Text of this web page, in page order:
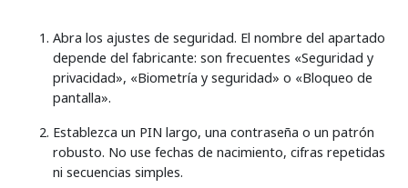
Abra los ajustes de seguridad. El nombre del apartado
depende del fabricante: son frecuentes «Seguridad y
privacidad», «Biometría y seguridad» o «Bloqueo de
pantalla».
Establezca un PIN largo, una contraseña o un patrón
robusto. No use fechas de nacimiento, cifras repetidas
ni secuencias simples.